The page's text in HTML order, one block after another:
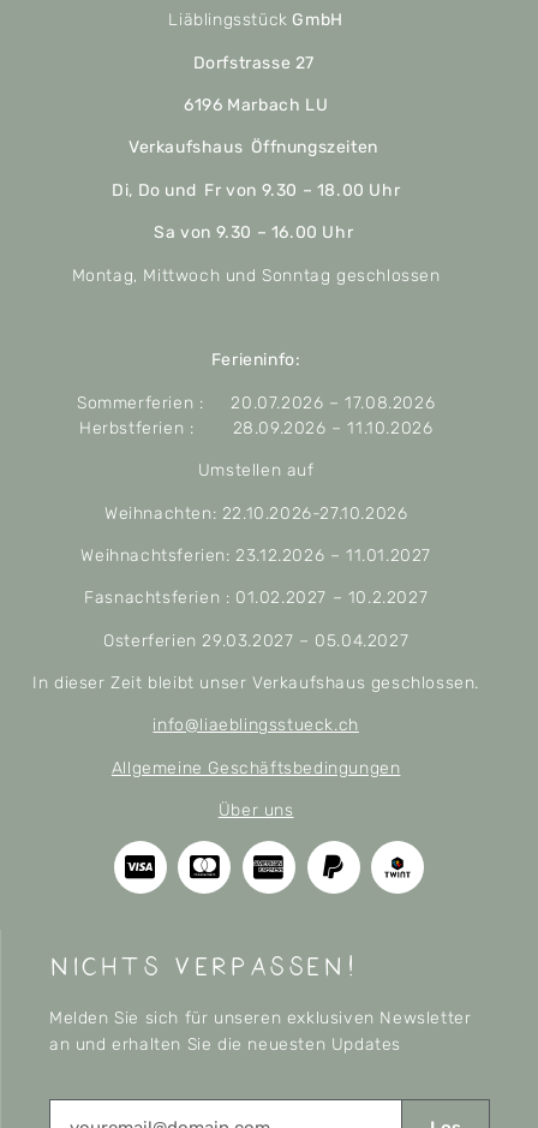
Liäblingsstück GmbH
Dorfstrasse 27
6196 Marbach LU
Verkaufshaus Öffnungszeiten
Di, Do und Fr von 9.30 – 18.00 Uhr
Sa von 9.30 – 16.00 Uhr
Montag, Mittwoch und Sonntag geschlossen
Ferieninfo:
Sommerferien : 20.07.2026 – 17.08.2026
Herbstferien : 28.09.2026 – 11.10.2026
Umstellen auf
Weihnachten: 22.10.2026-27.10.2026
Weihnachtsferien: 23.12.2026 – 11.01.2027
Fasnachtsferien : 01.02.2027 – 10.2.2027
Osterferien 29.03.2027 – 05.04.2027
In dieser Zeit bleibt unser Verkaufshaus geschlossen.
info@liaeblingsstueck.ch
Allgemeine Geschäftsbedingungen
Über uns
nichts verpassen!
Melden Sie sich für unseren exklusiven Newsletter
an und erhalten Sie die neuesten Updates